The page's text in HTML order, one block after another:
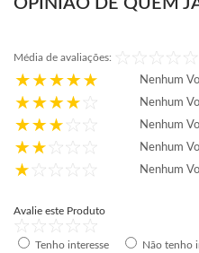
OPINIÃO DE QUEM
Média de avaliações:
Nenhum
Nenhum
Nenhum
Nenhum
Nenhum
Avalie este Produto
Tenho interesse Não tenho